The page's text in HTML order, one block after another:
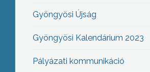
Gyöngyösi Újság
Gyöngyösi Kalendárium 2023
Pályázati kommunikáció